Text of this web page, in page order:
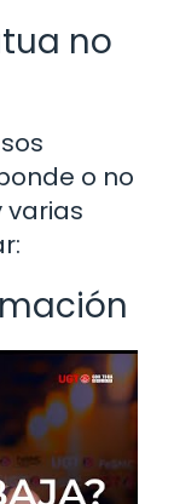
no
o no
varias